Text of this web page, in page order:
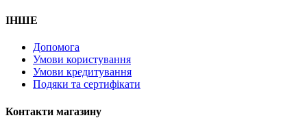
ІНШЕ
Допомога
Умови користування
Умови кредитування
Подяки та сертифікати
Контакти магазину